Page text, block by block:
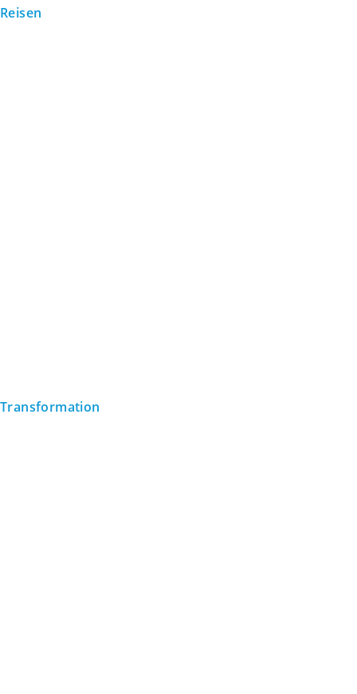
Reisen
Transformation